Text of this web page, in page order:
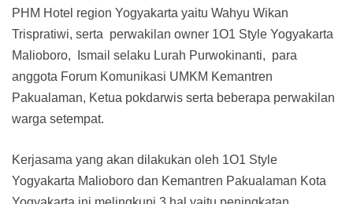
PHM Hotel region Yogyakarta yaitu Wahyu Wikan
Trispratiwi, serta perwakilan owner 1O1 Style Yogyakarta
Malioboro, Ismail selaku Lurah Purwokinanti, para
anggota Forum Komunikasi UMKM Kemantren
Pakualaman, Ketua pokdarwis serta beberapa perwakilan
warga setempat.
Kerjasama yang akan dilakukan oleh 1O1 Style
Yogyakarta Malioboro dan Kemantren Pakualaman Kota